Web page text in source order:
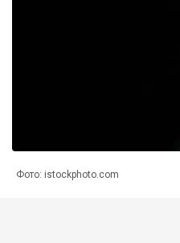
Фото: istockphoto.com